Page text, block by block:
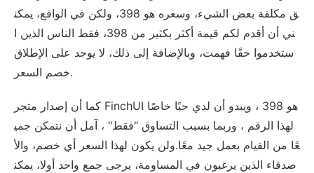
ق مكلفة بعض الشيء، وسعره هو 398، ولكن في الواقع، يمكن
ني أن أقدم لكم قيمة أكثر بكثير من 398، فقط الناس الذين ا
ستخدموا حقًا فهمت، وبالإضافة إلى ذلك، لا يوجد على الإطلاق
خصم السعر.
كما أن إصدار متجر FinchUI هو 398 ، ويبدو أن لدي حبًا خاصًا
لهذا الرقم ، وربما بسبب التساوق "فقط" ، آمل أن نتمكن جمي
عًا من القيام بعمل جيد معًا.ولن يكون لهذا السعر أي خصم، والأ
صدقاء الذين يرغبون في المساومة، يرجى جمع واحد أولا، يمكن